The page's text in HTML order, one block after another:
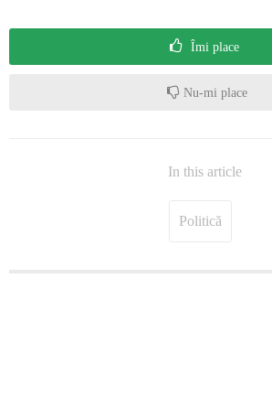
Îmi place
Nu-mi place
In this article
Politică